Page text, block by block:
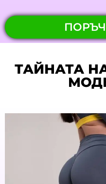
ТАЙНАТА